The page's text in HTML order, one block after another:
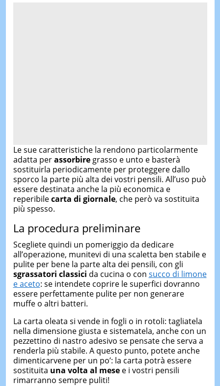
Le sue caratteristiche la rendono particolarmente
adatta perassorbire grasso e unto e basterà
sostituirla periodicamente per proteggere dallo
sporco la parte più alta dei vostri pensili. All’uso può
essere destinata anche la più economica e
reperibilecarta di giornale, che però va sostituita
più spesso.
La procedura preliminare
Scegliete quindi un pomeriggio da dedicare
all’operazione, munitevi di una scaletta ben stabile e
pulite per bene la parte alta dei pensili, con gli
sgrassatori classici da cucina o con succo di limone
e aceto: se intendete coprire le superfici dovranno
essere perfettamente pulite per non generare
muffe o altri batteri.
La carta oleata si vende in fogli o in rotoli: tagliatela
nella dimensione giusta e sistematela, anche con un
pezzettino di nastro adesivo se pensate che serva a
renderla più stabile. A questo punto, potete anche
dimenticarvene per un po’: la carta potrà essere
sostituita una volta al mesee i vostri pensili
rimarranno sempre puliti!